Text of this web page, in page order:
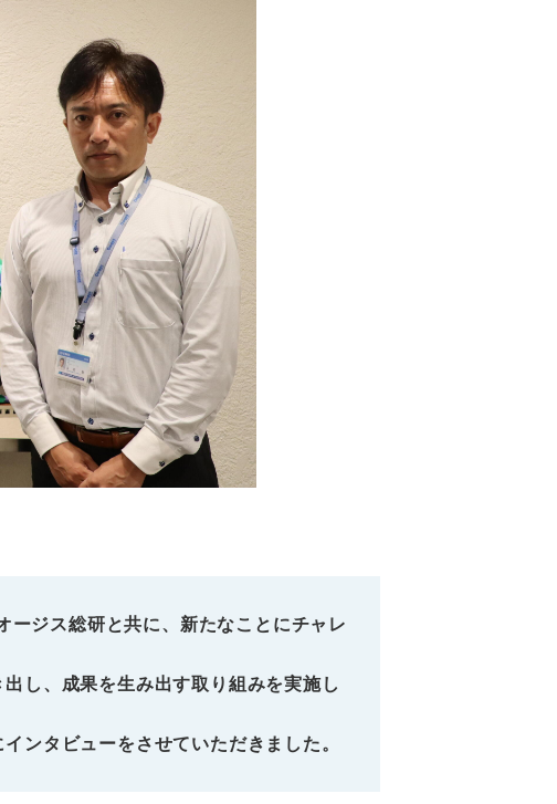
ジス総研と共に、新たなことにチャレ
し、成果を生み出す取り組みを実施し
ンタビューをさせていただきました。